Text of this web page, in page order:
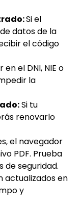
Si el
datos de la
el código
en el DNI, NIE o
la
Si tu
renovarlo
el navegador
PDF. Prueba
de seguridad.
actualizados en
y